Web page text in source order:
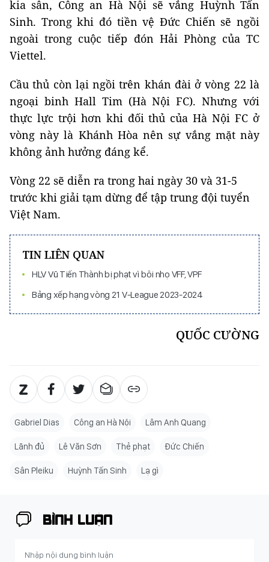
kia sân, Công an Hà Nội sẽ vắng Huỳnh Tấn
Sinh. Trong khi đó tiền vệ Đức Chiến sẽ ngồi
ngoài trong cuộc tiếp đón Hải Phòng của TC
Viettel.
Cầu thủ còn lại ngồi trên khán đài ở vòng 22 là
ngoại binh Hall Tim (Hà Nội FC). Nhưng với
thực lực trội hơn khi đối thủ của Hà Nội FC ở
vòng này là Khánh Hòa nên sự vắng mặt này
không ảnh hưởng đáng kể.
Vòng 22 sẽ diễn ra trong hai ngày 30 và 31-5
trước khi giải tạm dừng để tập trung đội tuyển
Việt Nam.
TIN LIÊN QUAN
HLV Vũ Tiến Thành bị phạt vì bôi nhọ VFF, VPF
Bảng xếp hạng vòng 21 V-League 2023-2024
QUỐC CƯỜNG
Gabriel Dias Công an Hà Nội Lâm Anh Quang
Lãnh đủ Lê Văn Sơn Thẻ phạt Đức Chiến
Sân Pleiku Huỳnh Tấn Sinh Lạ gì
BÌNH LUẬN